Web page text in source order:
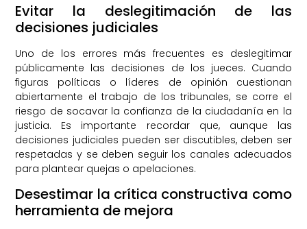
Evitar la deslegitimación de las
decisiones judiciales
Uno de los errores más frecuentes es deslegitimar
públicamente las decisiones de los jueces. Cuando
figuras políticas o líderes de opinión cuestionan
abiertamente el trabajo de los tribunales, se corre el
riesgo de socavar la confianza de la ciudadanía en la
justicia. Es importante recordar que, aunque las
decisiones judiciales pueden ser discutibles, deben ser
respetadas y se deben seguir los canales adecuados
para plantear quejas o apelaciones.
Desestimar la crítica constructiva como
herramienta de mejora